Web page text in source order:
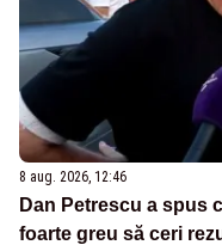
8 aug. 2026, 12:46
Dan Petrescu a spus
foarte greu să ceri